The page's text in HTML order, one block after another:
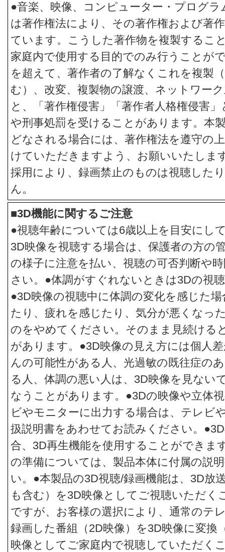
●音楽、映像、コンピューター・プログ
は著作権法により、その著作権および著
ています。こうした著作物を複製するこ
家庭内で使用する目的でのみ行うことが
を超えて、著作者の了解なくこれを複製
む）、改変、複製物の譲渡、ネットワー
と、「著作権侵害」「著作者人格権侵害
や刑事処罰を受けることがあります。本
どなされる場合には、著作権法を遵守の
けていただきますよう、お願いいたしま
採用により、録画禁止のものは視聴した
ん。
■3D機能に関するご注意
●視聴年齢については6歳以上を目安にし
3D映像を視聴する場合は、保護者の方の
の様子に注意を払い、視聴の可否判断や
さい。●体調がすぐれないときは3Dの視
●3D映像の視聴中に体調の変化を感じた
たり、疲れを感じたり、気分が悪くなっ
のをやめてください。そのまま見続ける
があります。●3D映像の見え方には個人
んの可能性がある人、光過敏の既往症の
る人、体調の悪い人は、3D映像を見ない
なうことがあります。●3Dの映像や立体
ビやモニターに出力する場合は、テレビ
扱説明書をあわせてお読みください。
合、3D再生機能を使用することができま
の準備については、製品本体に付属の説
い。●本製品の3D視聴/録画機能は、3D放
も含む）を3D映像としてご視聴いただく
ですが、お客様の選択により、通常のテ
録画した番組（2D映像）を3D映像に変換
映像としてご家庭内で視聴していただく